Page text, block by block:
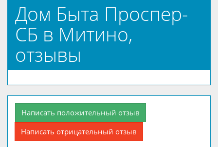
Дом Быта Проспер-
СБ в Митино,
отзывы
Написать положительный отзыв
Написать отрицательный отзыв